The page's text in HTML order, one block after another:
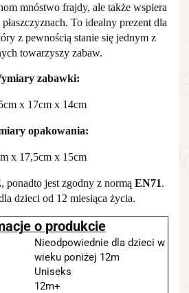
mnóstwo frajdy, ale także wspiera
To idealny prezent dla
z pewnością stanie się jednym z
towarzyszy zabaw.
zabawki:
x 17cm x 14cm
opakowania:
x 17,5cm x 15cm
, ponadto jest zgodny z normą EN71.
dzieci od 12 miesiąca życia.
o produkcie
Nieodpowiednie dla dzieci w
wieku poniżej 12m
Uniseks
12m+